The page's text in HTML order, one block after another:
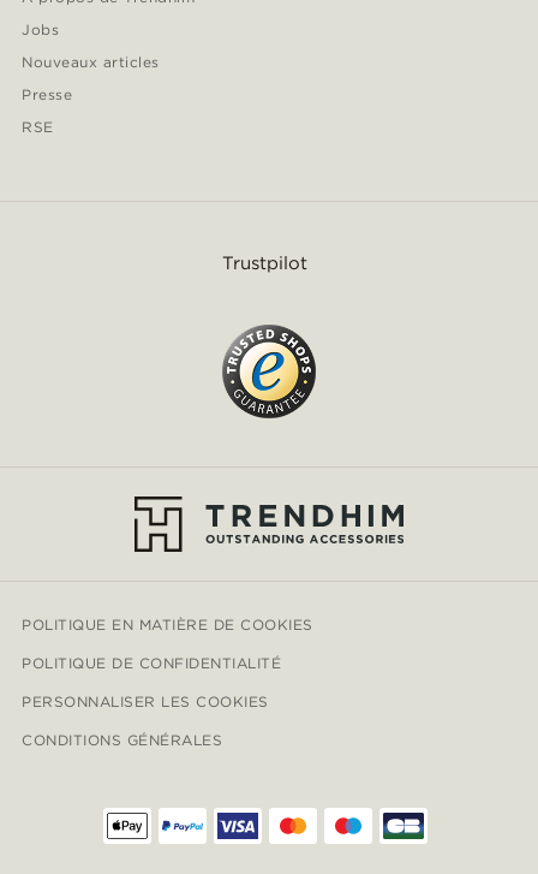
Jobs
Nouveaux articles
Presse
RSE
Trustpilot
POLITIQUE EN MATIÈRE DE COOKIES
POLITIQUE DE CONFIDENTIALITÉ
PERSONNALISER LES COOKIES
CONDITIONS GÉNÉRALES